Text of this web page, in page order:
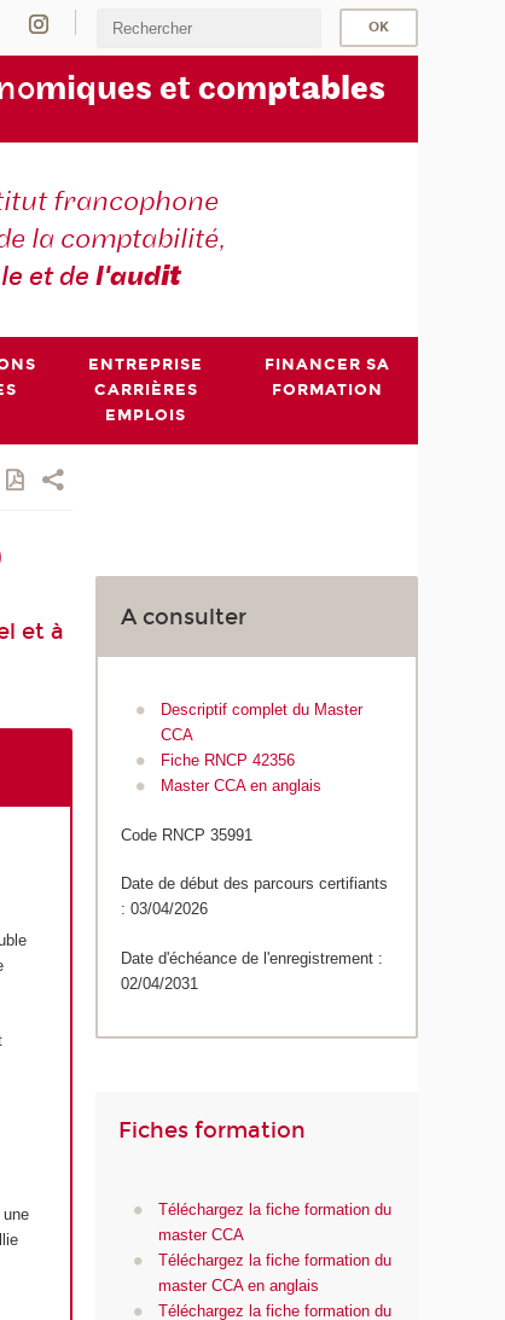
miques et comptables
francophone
la comptabilité,
et del'audit
ENTREPRISE
CARRIÈRES
EMPLOIS
FINANCER SA
FORMATION
et à
A consulter
Descriptif complet du Master
CCA
Fiche RNCP 42356
Master CCA en anglais
Code RNCP 35991
Date de début des parcours certifiants
: 03/04/2026
Date d'échéance de l'enregistrement :
02/04/2031
Fiches formation
Téléchargez la fiche formation du
master CCA
Téléchargez la fiche formation du
master CCA en anglais
Téléchargez la fiche formation du